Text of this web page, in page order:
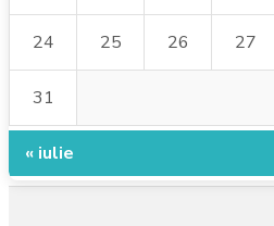
24 25 26 27
31
« iulie